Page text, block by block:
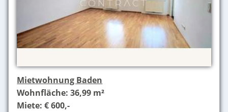
Mietwohnung Baden
Wohnfläche: 36,99 m²
Miete: € 600,-